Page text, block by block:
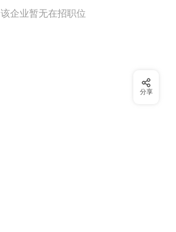
该企业暂无在招职位
分享